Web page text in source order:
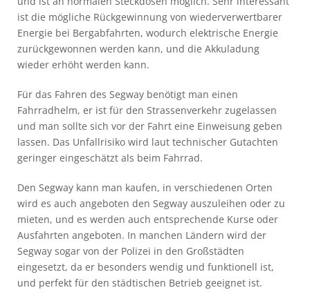
ist die mögliche Rückgewinnung von wiederverwertbarer
Energie bei Bergabfahrten, wodurch elektrische Energie
zurückgewonnen werden kann, und die Akkuladung
wieder erhöht werden kann.
Für das Fahren des Segway benötigt man einen
Fahrradhelm, er ist für den Strassenverkehr zugelassen
und man sollte sich vor der Fahrt eine Einweisung geben
lassen. Das Unfallrisiko wird laut technischer Gutachten
geringer eingeschätzt als beim Fahrrad.
Den Segway kann man kaufen, in verschiedenen Orten
wird es auch angeboten den Segway auszuleihen oder zu
mieten, und es werden auch entsprechende Kurse oder
Ausfahrten angeboten. In manchen Ländern wird der
Segway sogar von der Polizei in den Großstädten
eingesetzt, da er besonders wendig und funktionell ist,
und perfekt für den städtischen Betrieb geeignet ist.